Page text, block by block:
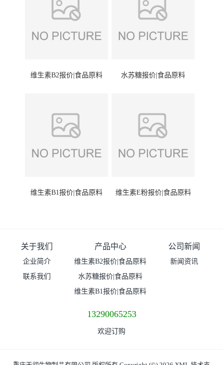
维生素B2报价|食品原料 水苏糖报价|食品原料
维生素B1报价|食品原料 维生素E粉报价|食品原料
关于我们
企业简介
联系我们
产品中心
维生素B2报价|食品原料
水苏糖报价|食品原料
维生素B1报价|食品原料
公司新闻
新闻资讯
13290065253
欢迎订购